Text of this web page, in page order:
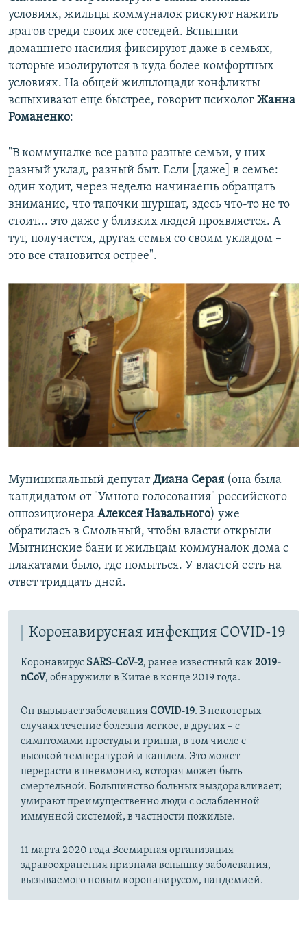
условиях, жильцы коммуналок рискуют нажить
врагов среди своих же соседей. Вспышки
домашнего насилия фиксируют даже в семьях,
которые изолируются в куда более комфортных
условиях. На общей жилплощади конфликты
вспыхивают еще быстрее, говорит психолог Жанна
Романенко:
"В коммуналке все равно разные семьи, у них
разный уклад, разный быт. Если [даже] в семье:
один ходит, через неделю начинаешь обращать
внимание, что тапочки шуршат, здесь что-то не то
стоит... это даже у близких людей проявляется. А
тут, получается, другая семья со своим укладом –
это все становится острее".
Муниципальный депутатДиана Серая (она была
кандидатом от "Умного голосования" российского
оппозиционера Алексея Навального) уже
обратилась в Смольный, чтобы власти открыли
Мытнинские бани и жильцам коммуналок дома с
плакатами было, где помыться. У властей есть на
ответ тридцать дней.
Коронавирусная инфекция COVID-19
Коронавирус SARS-CoV-2, ранее известный как2019-
nCoV, обнаружили в Китае в конце 2019 года.
Он вызывает заболеванияCOVID-19. В некоторых
случаях течение болезни легкое, в других – с
симптомами простуды и гриппа, в том числе с
высокой температурой и кашлем. Это может
перерасти в пневмонию, которая может быть
смертельной. Большинство больных выздоравливает;
умирают преимущественно люди с ослабленной
иммунной системой, в частности пожилые.
11 марта 2020 года Всемирная организация
здравоохранения признала вспышку заболевания,
вызываемого новым коронавирусом, пандемией.